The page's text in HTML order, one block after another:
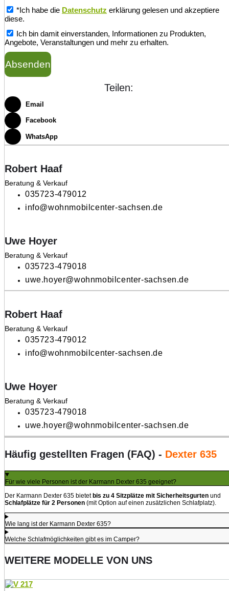
*Ich habe die Datenschutz erklärung gelesen und akzeptiere
diese.
Ich bin damit einverstanden, Informationen zu Produkten,
Angebote, Veranstaltungen und mehr zu erhalten.
Absenden
Teilen:
Email
Facebook
WhatsApp
Robert Haaf
Beratung & Verkauf
035723-479012
info@wohnmobilcenter-sachsen.de
Uwe Hoyer
Beratung & Verkauf
035723-479018
uwe.hoyer@wohnmobilcenter-sachsen.de
Robert Haaf
Beratung & Verkauf
035723-479012
info@wohnmobilcenter-sachsen.de
Uwe Hoyer
Beratung & Verkauf
035723-479018
uwe.hoyer@wohnmobilcenter-sachsen.de
Häufig gestellten Fragen (FAQ) - Dexter 635
Für wie viele Personen ist der Karmann Dexter 635 geeignet?
Der Karmann Dexter 635 bietet bis zu 4 Sitzplätze mit Sicherheitsgurten und
Schlafplätze für 2 Personen (mit Option auf einen zusätzlichen Schlafplatz).
Wie lang ist der Karmann Dexter 635?
Welche Schlafmöglichkeiten gibt es im Camper?
WEITERE MODELLE VON UNS